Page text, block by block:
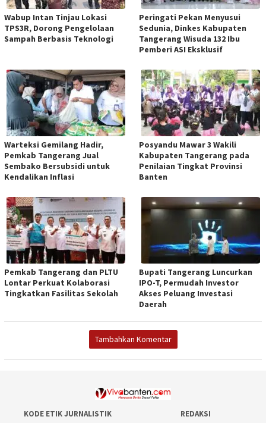
Wabup Intan Tinjau Lokasi
TPS3R, Dorong Pengelolaan
Sampah Berbasis Teknologi
Peringati Pekan Menyusui
Sedunia, Dinkes Kabupaten
Tangerang Wisuda 132 Ibu
Pemberi ASI Eksklusif
Warteksi Gemilang Hadir,
Pemkab Tangerang Jual
Sembako Bersubsidi untuk
Kendalikan Inflasi
Posyandu Mawar 3 Wakili
Kabupaten Tangerang pada
Penilaian Tingkat Provinsi
Banten
Pemkab Tangerang dan PLTU
Lontar Perkuat Kolaborasi
Tingkatkan Fasilitas Sekolah
Bupati Tangerang Luncurkan
IPO-T, Permudah Investor
Akses Peluang Investasi
Daerah
Tambahkan Komentar
KODE ETIK JURNALISTIK REDAKSI